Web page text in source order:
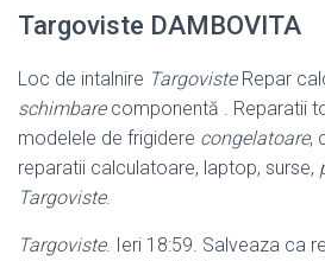
Targoviste DAMBOVITA
Loc de intalnire TargovisteRepar
schimbarecomponentă . Reparatii
modelele de frigidere congelatoare,
reparatii calculatoare, laptop, surse,
Targoviste.
Targoviste. Ieri 18:59. Salveaza ca